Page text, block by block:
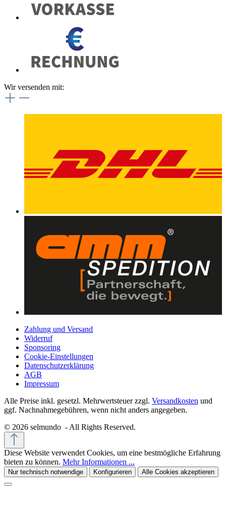
Wir versenden mit:
Zahlung und Versand
Widerruf
Sponsoring
Cookie-Einstellungen
Datenschutzerklärung
AGB
Impressum
Alle Preise inkl. gesetzl. Mehrwertsteuer zzgl. Versandkosten und
ggf. Nachnahmegebühren, wenn nicht anders angegeben.
© 2026 selmundo - All Rights Reserved.
Diese Website verwendet Cookies, um eine bestmögliche Erfahrung
bieten zu können. Mehr Informationen ...
Nur technisch notwendige Konfigurieren Alle Cookies akzeptieren